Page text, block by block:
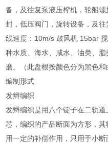
备，及往复泵液压榨机，轮船
封，低压阀门，旋转设备，及
线速度：10m/s 鼓风机 15bar
种水质、海水、咸水、油类、
磨。（此盘根按颜色分为黑色和
编制形式
发辫编织
发辫编织是用八个锭子在二轨
芯，编织的产品断面为方形，
用一定的补偿作用，只用于小